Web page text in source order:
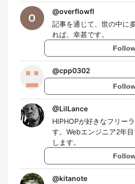
@overflowfl
記事を通じて、世の中に
れば、幸甚です。
@cpp0302
@LilLance
HIPHOPが好きなフリー
す。Webエンジニア2年
します。
@kitanote